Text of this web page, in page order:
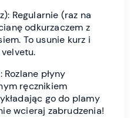
Regularnie (raz na
odkurzaczem z
To usunie kurz i
płyny
ręcznikiem
go do plamy
wcieraj zabrudzenia!